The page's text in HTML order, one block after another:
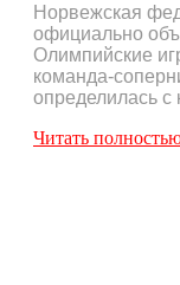
Норвежская
официально
Олимпийские
команда-
определилась с
Читать